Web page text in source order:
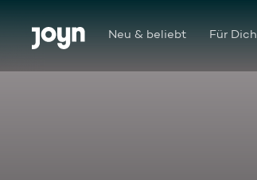
Zum Inhalt springen
Barrierefrei Neu & beliebt Für Dich